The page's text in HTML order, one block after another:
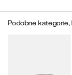
Podobne